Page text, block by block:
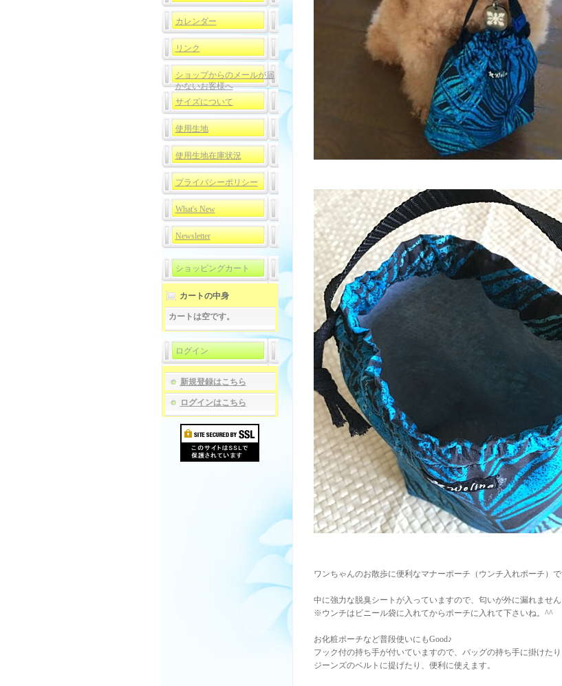
カレンダー
リンク
ショップからのメールが届
かないお客様へ
サイズについて
使用生地
使用生地在庫状況
プライバシーポリシー
What's New
Newsletter
ショッピングカート
カートの中身
カートは空です。
ログイン
新規登録はこちら
ログインはこちら
ワンちゃんのお散歩に便利なマナーポーチ（ウンチ入れポーチ）で
中に強力な脱臭シートが入っていますので、匂いが外に漏れません
※ウンチはビニール袋に入れてからポーチに入れて下さいね。^^
お化粧ポーチなど普段使いにもGood♪
フック付の持ち手が付いていますので、バッグの持ち手に掛けたり
ジーンズのベルトに提げたり、便利に使えます。